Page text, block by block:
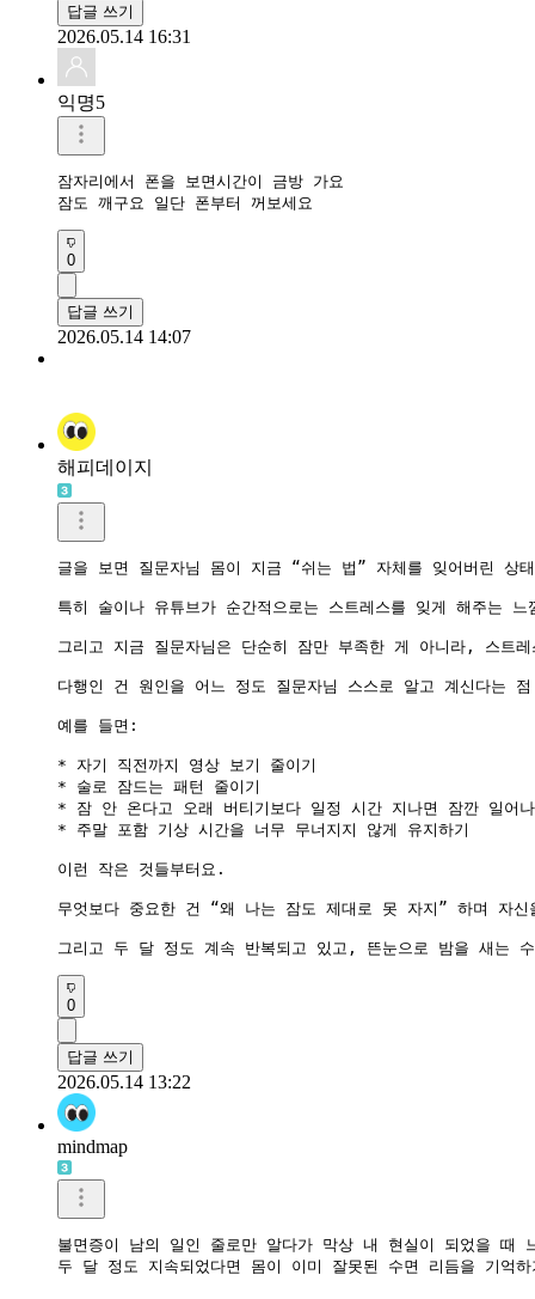
답글 쓰기
2026.05.14 16:31
익명5
잠자리에서 폰을 보면시간이 금방 가요
잠도 깨구요 일단 폰부터 꺼보세요
0
답글 쓰기
2026.05.14 14:07
해피데이지
글을 보면 질문자님 몸이 지금 “쉬는 법” 자체를 잊어버린
특히 술이나 유튜브가 순간적으로는 스트레스를 잊게 해주는
그리고 지금 질문자님은 단순히 잠만 부족한 게 아니라, 스
다행인 건 원인을 어느 정도 질문자님 스스로 알고 계신다는
예를 들면:
* 자기 직전까지 영상 보기 줄이기
* 술로 잠드는 패턴 줄이기
* 잠 안 온다고 오래 버티기보다 일정 시간 지나면 잠깐 일어
* 주말 포함 기상 시간을 너무 무너지지 않게 유지하기
이런 작은 것들부터요.
무엇보다 중요한 건 “왜 나는 잠도 제대로 못 자지” 하며 자
그리고 두 달 정도 계속 반복되고 있고, 뜬눈으로 밤을 새는
0
답글 쓰기
2026.05.14 13:22
mindmap
불면증이 남의 일인 줄로만 알다가 막상 내 현실이 되었을
두 달 정도 지속되었다면 몸이 이미 잘못된 수면 리듬을 기억